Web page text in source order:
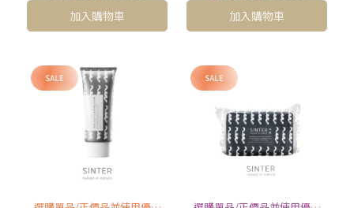
加入購物車 加入購物車